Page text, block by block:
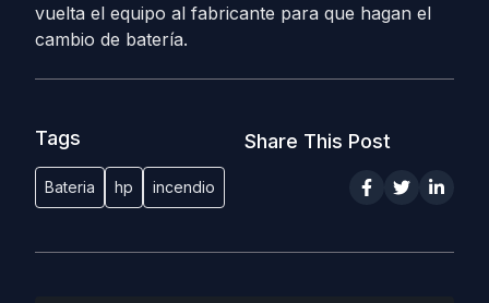
vuelta el equipo al fabricante para que hagan el
cambio de batería.
Tags
Bateria hp incendio
Share This Post